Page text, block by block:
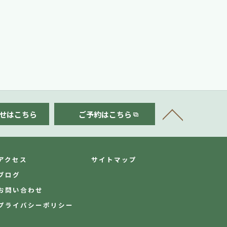
はこちら ご予約はこちら
クセス
ログ
問い合わせ
ライバシーポリシー
サイトマップ